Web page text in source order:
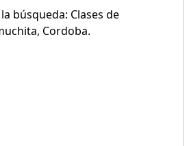
búsqueda: Clases de
Cordoba.